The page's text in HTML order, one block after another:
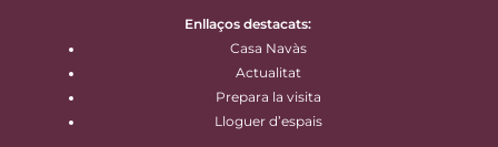
Enllaços destacats:
Casa Navàs
Actualitat
Prepara la visita
Lloguer d’espais